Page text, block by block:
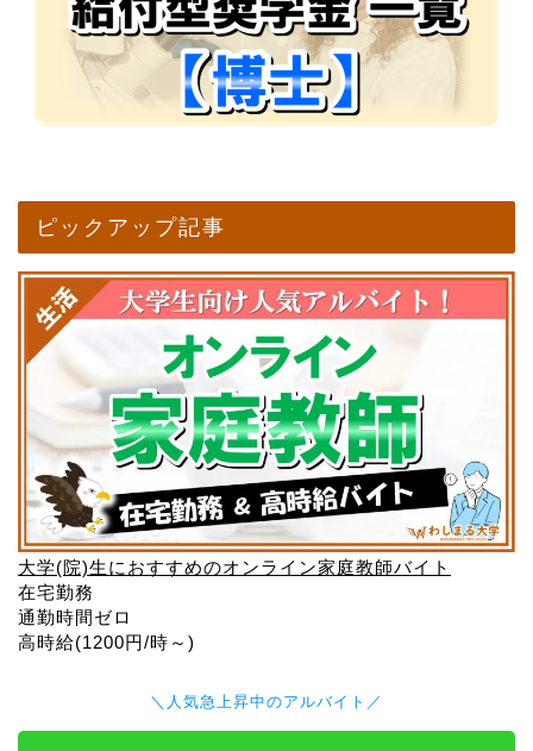
ピックアップ記事
大学(院)生におすすめのオンライン家庭教師バイト
在宅勤務
通勤時間ゼロ
高時給(1200円/時～)
＼人気急上昇中のアルバイト／